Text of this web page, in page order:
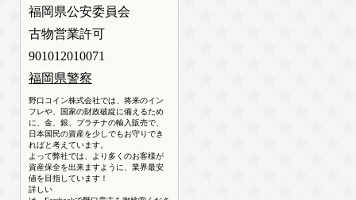
福岡県公安委員会
古物営業許可
901012010071
福岡県警察
野口コイン株式会社では、将来のイン
フレや、国家の財政破綻に備えるため
に、金、銀、プラチナの輸入販売で、
日本国民の資産を少しでもお守りでき
ればと考えています。
よって弊社では、より多くのお客様が
資産保全を出来ますように、業界最安
値を目指しています！
詳しい